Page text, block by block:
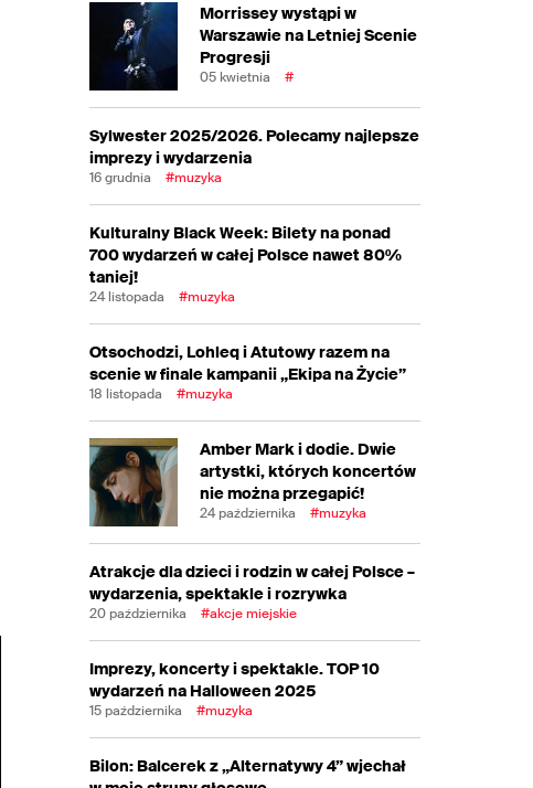
Morrissey wystąpi w
Warszawie na Letniej Scenie
Progresji
05 kwietnia #
Sylwester 2025/2026. Polecamy najlepsze
imprezy i wydarzenia
16 grudnia #muzyka
Kulturalny Black Week: Bilety na ponad
700 wydarzeń w całej Polsce nawet 80%
taniej!
24 listopada #muzyka
Otsochodzi, Lohleq i Atutowy razem na
scenie w finale kampanii „Ekipa na Życie”
18 listopada #muzyka
Amber Mark i dodie. Dwie
artystki, których koncertów
nie można przegapić!
24 października #muzyka
Atrakcje dla dzieci i rodzin w całej Polsce –
wydarzenia, spektakle i rozrywka
20 października #akcje miejskie
Imprezy, koncerty i spektakle. TOP 10
wydarzeń na Halloween 2025
15 października #muzyka
Bilon: Balcerek z „Alternatywy 4” wjechał